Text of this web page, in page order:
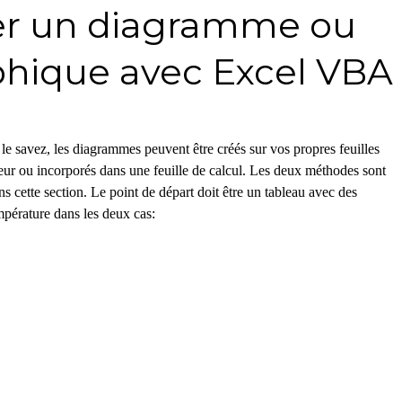
un diagramme ou
avec Excel VBA
savez, les diagrammes peuvent être créés sur vos propres feuilles
ou incorporés dans une feuille de calcul. Les deux méthodes sont
cette section. Le point de départ doit être un tableau avec des
dans les deux cas: